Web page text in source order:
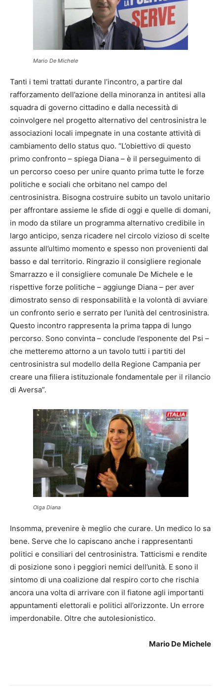
Mario De Michele
Tanti i temi trattati durante l’incontro, a partire dal
rafforzamento dell’azione della minoranza in antitesi alla
squadra di governo cittadino e dalla necessità di
coinvolgere nel progetto alternativo del centrosinistra le
associazioni locali impegnate in una costante attività di
cambiamento dello status quo. “L’obiettivo di questo
primo confronto – spiega Diana – è il perseguimento di
un percorso coeso per unire quanto prima tutte le forze
politiche e sociali che orbitano nel campo del
centrosinistra. Bisogna costruire subito un tavolo unitario
per affrontare assieme le sfide di oggi e quelle di domani,
in modo da stilare un programma alternativo credibile in
largo anticipo, senza ricadere nel circolo vizioso di scelte
assunte all’ultimo momento e spesso non provenienti dal
basso e dal territorio. Ringrazio il consigliere regionale
Smarrazzo e il consigliere comunale De Michele e le
rispettive forze politiche – aggiunge Diana – per aver
dimostrato senso di responsabilità e la volontà di avviare
un confronto serio e serrato per l’unità del centrosinistra.
Questo incontro rappresenta la prima tappa di lungo
percorso. Sono convinta – conclude l’esponente del Psi –
che metteremo attorno a un tavolo tutti i partiti del
centrosinistra sul modello della Regione Campania per
creare una filiera istituzionale fondamentale per il rilancio
di Aversa”.
Olga Diana
Insomma, prevenire è meglio che curare. Un medico lo sa
bene. Serve che lo capiscano anche i rappresentanti
politici e consiliari del centrosinistra. Tatticismi e rendite
di posizione sono i peggiori nemici dell’unità. E sono il
sintomo di una coalizione dal respiro corto che rischia
ancora una volta di arrivare con il fiatone agli importanti
appuntamenti elettorali e politici all’orizzonte. Un errore
imperdonabile. Oltre che autolesionistico.
Mario De Michele